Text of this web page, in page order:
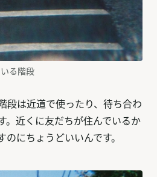
る階段
段は近道で使ったり、待ち合わ
。近くに友だちが住んでいるか
にちょうどいいんです。